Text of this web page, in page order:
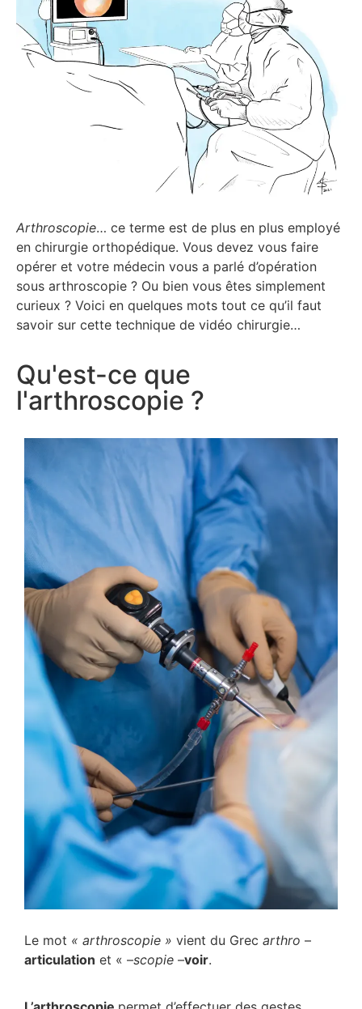
Arthroscopie… ce terme est de plus en plus employé
en chirurgie orthopédique. Vous devez vous faire
opérer et votre médecin vous a parlé d’opération
sous arthroscopie ? Ou bien vous êtes simplement
curieux ? Voici en quelques mots tout ce qu’il faut
savoir sur cette technique de vidéo chirurgie…
Qu'est-ce que
l'arthroscopie ?
Le mot « arthroscopie » vient du Grec arthro –
articulation et « –scopie –voir.